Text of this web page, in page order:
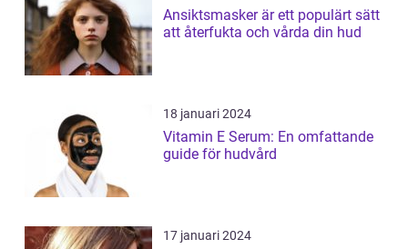
Ansiktsmasker är ett populärt sätt
att återfukta och vårda din hud
18 januari 2024
Vitamin E Serum: En omfattande
guide för hudvård
17 januari 2024